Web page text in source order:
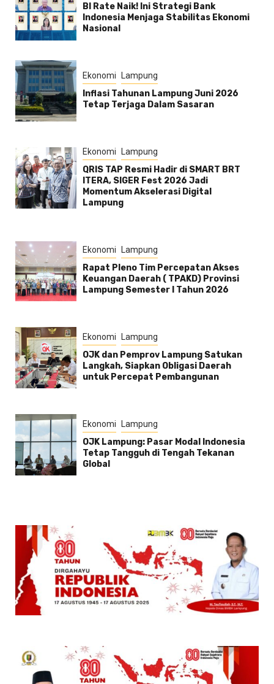
BI Rate Naik! Ini Strategi Bank
Indonesia Menjaga Stabilitas Ekonomi
Nasional
Ekonomi Lampung
Inflasi Tahunan Lampung Juni 2026
Tetap Terjaga Dalam Sasaran
Ekonomi Lampung
QRIS TAP Resmi Hadir di SMART BRT
ITERA, SIGER Fest 2026 Jadi
Momentum Akselerasi Digital
Lampung
Ekonomi Lampung
Rapat Pleno Tim Percepatan Akses
Keuangan Daerah ( TPAKD) Provinsi
Lampung Semester l Tahun 2026
Ekonomi Lampung
OJK dan Pemprov Lampung Satukan
Langkah, Siapkan Obligasi Daerah
untuk Percepat Pembangunan
Ekonomi Lampung
OJK Lampung: Pasar Modal Indonesia
Tetap Tangguh di Tengah Tekanan
Global